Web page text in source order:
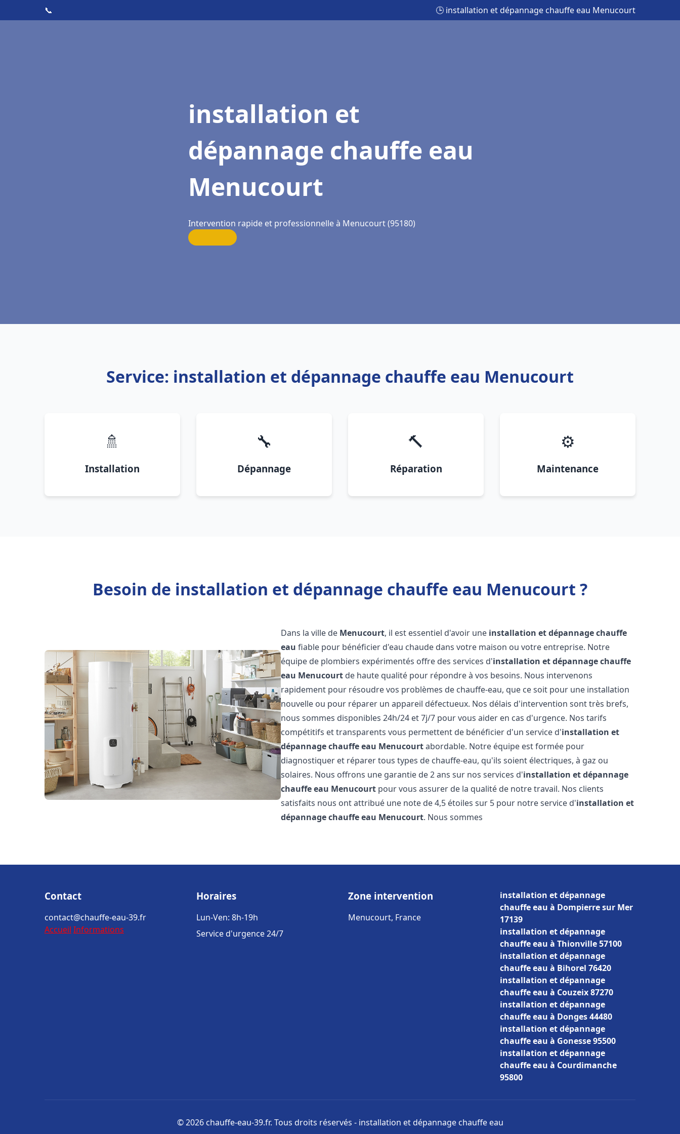
📞 🕒 installation et dépannage chauffe eau Menucourt
installation et
dépannage chauffe eau
Menucourt
Intervention rapide et professionnelle à Menucourt (95180)
Service: installation et dépannage chauffe eau Menucourt
🚿
Installation
🔧
Dépannage
🔨
Réparation
⚙️
Maintenance
Besoin de installation et dépannage chauffe eau Menucourt ?
Dans la ville de Menucourt, il est essentiel d'avoir une installation et dépannage chauffe
eau fiable pour bénéficier d'eau chaude dans votre maison ou votre entreprise. Notre
équipe de plombiers expérimentés offre des services d'installation et dépannage chauffe
eau Menucourt de haute qualité pour répondre à vos besoins. Nous intervenons
rapidement pour résoudre vos problèmes de chauffe-eau, que ce soit pour une installation
nouvelle ou pour réparer un appareil défectueux. Nos délais d'intervention sont très brefs,
nous sommes disponibles 24h/24 et 7j/7 pour vous aider en cas d'urgence. Nos tarifs
compétitifs et transparents vous permettent de bénéficier d'un service d'installation et
dépannage chauffe eau Menucourtabordable. Notre équipe est formée pour
diagnostiquer et réparer tous types de chauffe-eau, qu'ils soient électriques, à gaz ou
solaires. Nous offrons une garantie de 2 ans sur nos services d'installation et dépannage
chauffe eau Menucourt pour vous assurer de la qualité de notre travail. Nos clients
satisfaits nous ont attribué une note de 4,5 étoiles sur 5 pour notre service d'installation et
dépannage chauffe eau Menucourt. Nous sommes
Contact
contact@chauffe-eau-39.fr
Accueil Informations
Horaires
Lun-Ven: 8h-19h
Service d'urgence 24/7
Zone intervention
Menucourt, France
installation et dépannage
chauffe eau à Dompierre sur Mer
17139
installation et dépannage
chauffe eau à Thionville 57100
installation et dépannage
chauffe eau à Bihorel 76420
installation et dépannage
chauffe eau à Couzeix 87270
installation et dépannage
chauffe eau à Donges 44480
installation et dépannage
chauffe eau à Gonesse 95500
installation et dépannage
chauffe eau à Courdimanche
95800
© 2026 chauffe-eau-39.fr. Tous droits réservés - installation et dépannage chauffe eau